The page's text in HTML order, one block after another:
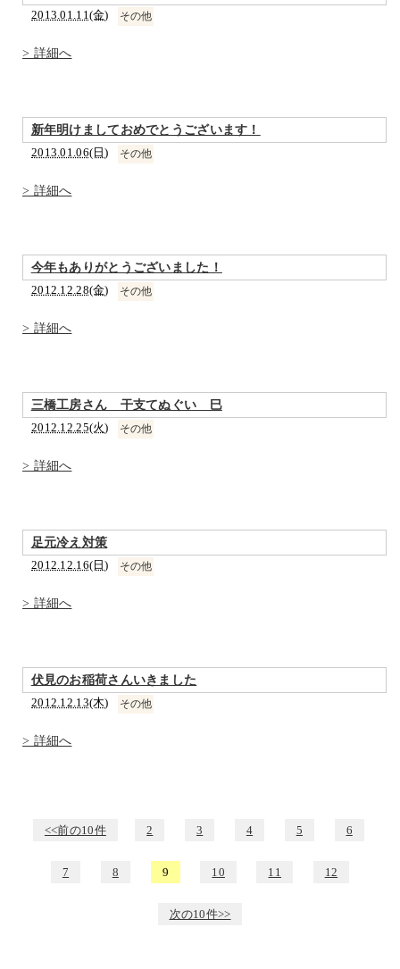
2013.01.11(金)
その他
> 詳細へ
新年明けましておめでとうございます！
2013.01.06(日)
その他
> 詳細へ
今年もありがとうございました！
2012.12.28(金)
その他
> 詳細へ
三橋工房さん 干支てぬぐい 巳
2012.12.25(火)
その他
> 詳細へ
足元冷え対策
2012.12.16(日)
その他
> 詳細へ
伏見のお稲荷さんいきました
2012.12.13(木)
その他
> 詳細へ
<<前の10件 2 3 4 5 6
7 8 9 10 11 12
次の10件>>